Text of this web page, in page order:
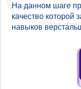
На данном шаге
качество которой
навыков